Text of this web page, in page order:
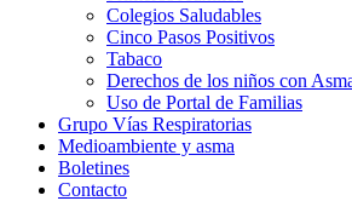
Colegios Saludables
Cinco Pasos Positivos
Tabaco
Derechos de los niños con
Uso de Portal de Familias
Grupo Vías Respiratorias
Medioambiente y asma
Boletines
Contacto